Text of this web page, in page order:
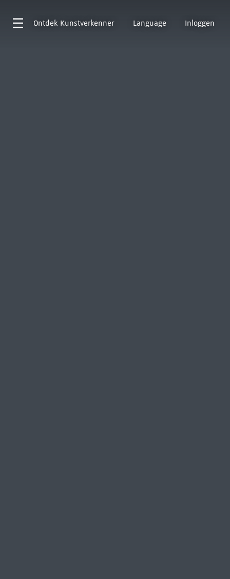
Ontdek Kunstverkenner Language Inloggen